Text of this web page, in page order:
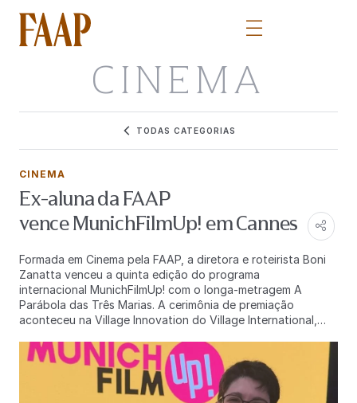
CINEMA
TODAS CATEGORIAS
CINEMA
Ex-aluna da FAAP
vence MunichFilmUp! em Cannes
Formada em Cinema pela FAAP, a diretora e roteirista Boni
Zanatta venceu a quinta edição do programa
internacional MunichFilmUp! com o longa-metragem A
Parábola das Três Marias. A cerimônia de premiação
aconteceu na Village Innovation do Village International,
recebeu o prêmio de € 5.000 oferecido pela Fundação
Kirch. O MunichFilmUp! é um programa de residência e
mentoria de sete meses voltado a recém-formados em
escolas de cinema, organizado pelo HFF München em